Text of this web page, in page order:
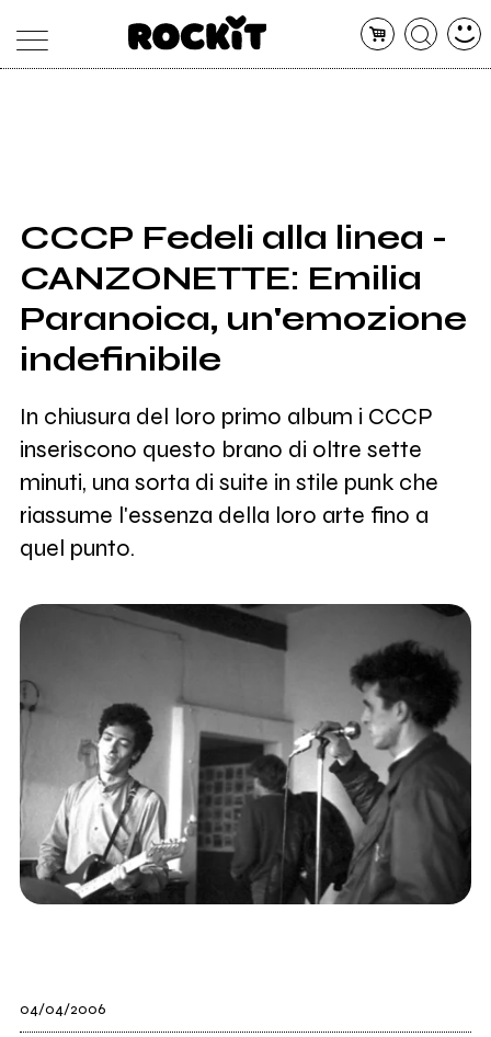
SHOP
RADIO
CCCP Fedeli alla linea -
CANZONETTE: Emilia
Paranoica, un'emozione
indefinibile
In chiusura del loro primo album i CCCP
inseriscono questo brano di oltre sette
minuti, una sorta di suite in stile punk che
riassume l'essenza della loro arte fino a
quel punto.
04/04/2006